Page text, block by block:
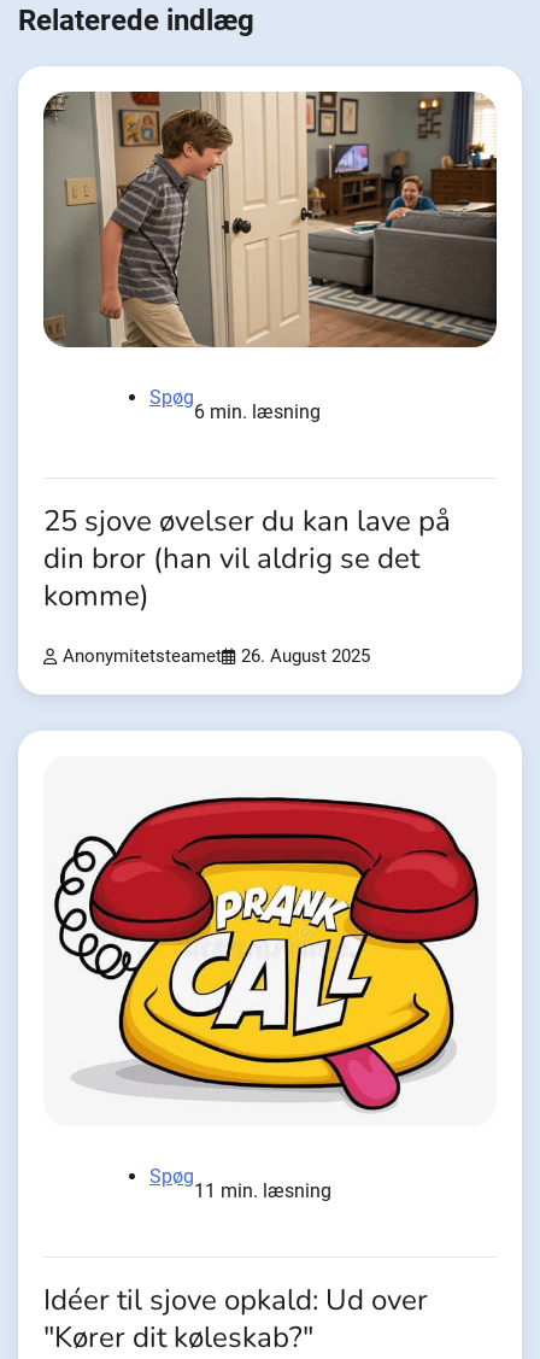
Relaterede indlæg
Spøg
6 min. læsning
25 sjove øvelser du kan lave på
din bror (han vil aldrig se det
komme)
Anonymitetsteamet 26. August 2025
Spøg
11 min. læsning
Idéer til sjove opkald: Ud over
"Kører dit køleskab?"